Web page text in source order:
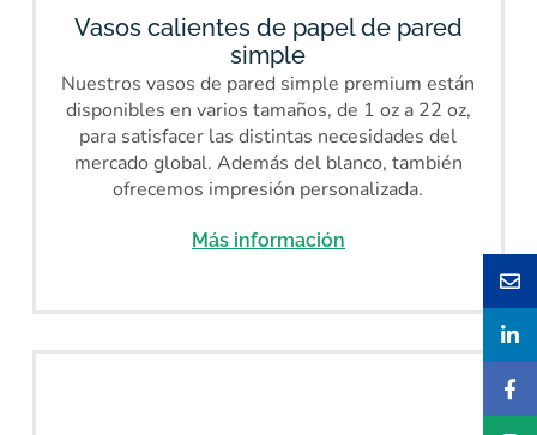
Vasos calientes de papel de pared
simple
Nuestros vasos de pared simple premium están
disponibles en varios tamaños, de 1 oz a 22 oz,
para satisfacer las distintas necesidades del
mercado global. Además del blanco, también
ofrecemos impresión personalizada.
Más información